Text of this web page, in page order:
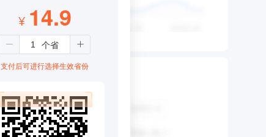
¥ 14.9
支付后可进行选择生效省份